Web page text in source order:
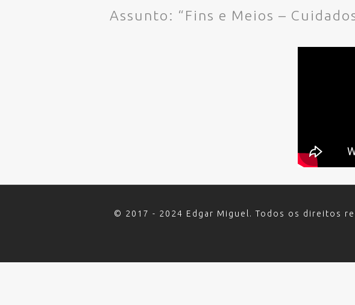
Assunto: “Fins e Meios –
© 2017 - 2024 Edgar Miguel. Todos os direitos